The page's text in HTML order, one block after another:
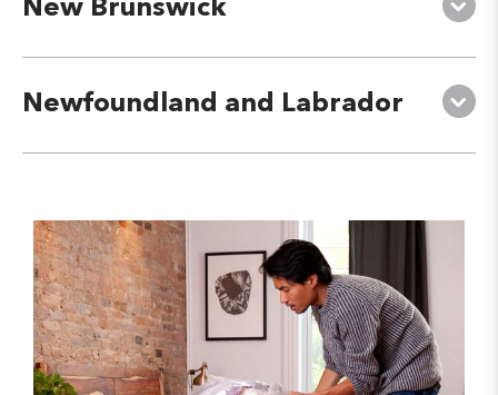
New Brunswick
Newfoundland and Labrador